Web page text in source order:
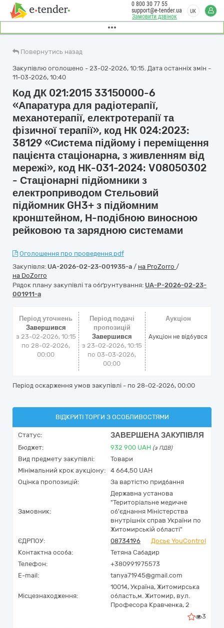
Замовити дзвінок
0 800 30 77 55
support@e-tender.ua
UK
Повернутись назад
Закупівлю оголошено - 23-02-2026, 10:15. Дата останніх змін -
11-03-2026, 10:40
Код ДК 021:2015 33150000-6
«Апаратура для радіотерапії,
механотерапії, електротерапії та
фізичної терапії», код НК 024:2023:
38129 «Система підйому і переміщення
пацієнта стаціонарна, з живленням від
мережі», код НК-031-2024: V08050302
- Стаціонарні підйомники з
електроприводом Стельовий
підйомник GH3+ з підйомним
кронштейном, Н-подібною виносною
рейковою та зарядною системами
Оголошення про проведення.pdf
Закупівля: UA-2026-02-23-001935-a / на ProZorro /
на DoZorro
Рядок плану закупівлі та обґрунтування: UA-P-2026-02-23-
001911-a
Період уточнень
Завершився
з 23-02-2026, 10:15
по 28-02-2026,
00:00
Період подачі
пропозицій
Завершився
з 23-02-2026, 10:15
по 03-03-2026,
00:00
Аукціон
Аукціон не відбувся
Період оскарження умов закупівлі - по 28-02-2026, 00:00
ВІДКРИТІ ТОРГИ З ОСОБЛИВОСТЯМИ
Статус: ЗАВЕРШЕНА ЗАКУПІВЛЯ
Бюджет: 932 900 UAH (з ПДВ)
Вид предмету закупівлі:
Товари
Мінімальний крок аукціону:
4 664,50 UAH
Оцінка пропозицій:
За вартістю придбання
Замовник:
Державна установа
"Територіальне медичне
об'єднання Міністерства
внутрішніх справ України по
Житомирській області"
ЄДРПОУ:
08734196
Досьє YouControl
Контактна особа:
Тетяна Сабадир
Телефон:
+380991975573
E-mail:
tanya71945@gmail.com
Місцезнаходження:
10014, Україна, Житомирська
область,м. Житомир, вул.
Професора Кравченка, 2
3